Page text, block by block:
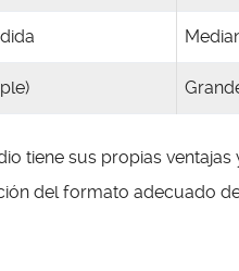
tiene sus propias ventajas
del formato adecuado